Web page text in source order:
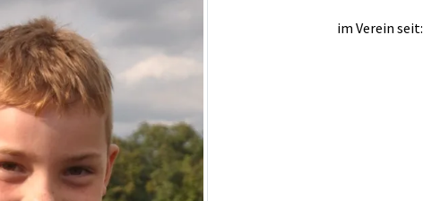
im Verein seit: